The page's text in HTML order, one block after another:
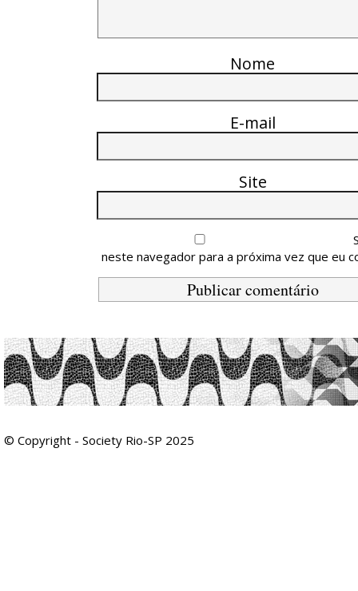
Nome
E-mail
Site
neste navegador para a próxima vez que eu
© Copyright - Society Rio-SP 2025